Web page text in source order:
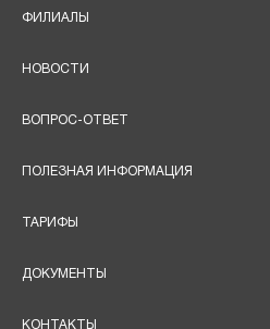
ФИЛИАЛЫ
НОВОСТИ
ВОПРОС-ОТВЕТ
ПОЛЕЗНАЯ ИНФОРМАЦИЯ
ТАРИФЫ
ДОКУМЕНТЫ
КОНТАКТЫ